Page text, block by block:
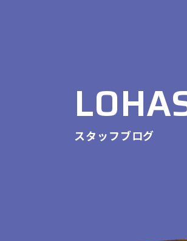
スタッフブログ